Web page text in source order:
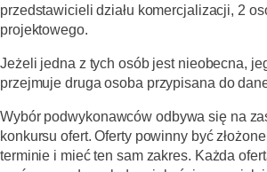
przedstawicieli działu komercjalizacji, 2
projektowego.
Jeżeli jedna z tych osób jest nieobecna,
przejmuje druga osoba przypisana do
Wybór podwykonawców odbywa się na
konkursu ofert. Oferty powinny być
terminie i mieć ten sam zakres. Każda